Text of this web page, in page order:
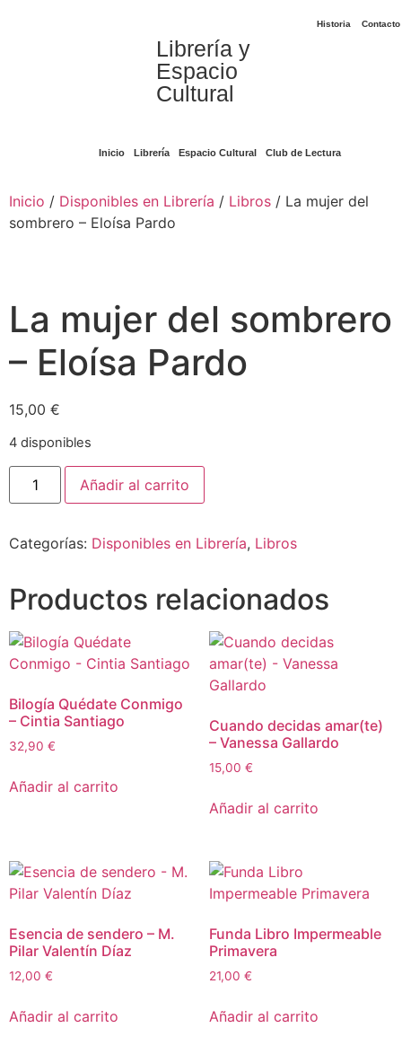
Librería y
Espacio
Cultural
Historia Contacto
Inicio Librería Espacio Cultural Club de Lectura
Inicio / Disponibles en Librería / Libros / La mujer del
sombrero – Eloísa Pardo
La mujer del sombrero
– Eloísa Pardo
15,00 €
4 disponibles
Añadir al carrito
Categorías: Disponibles en Librería, Libros
Productos relacionados
Bilogía Quédate Conmigo
– Cintia Santiago
32,90 €
Añadir al carrito
Cuando decidas amar(te)
– Vanessa Gallardo
15,00 €
Añadir al carrito
Esencia de sendero – M.
Pilar Valentín Díaz
12,00 €
Añadir al carrito
Funda Libro Impermeable
Primavera
21,00 €
Añadir al carrito